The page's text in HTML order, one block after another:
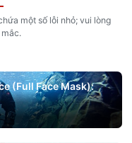
một số lỗi nhỏ; vui lòng
(Full Face Mask):